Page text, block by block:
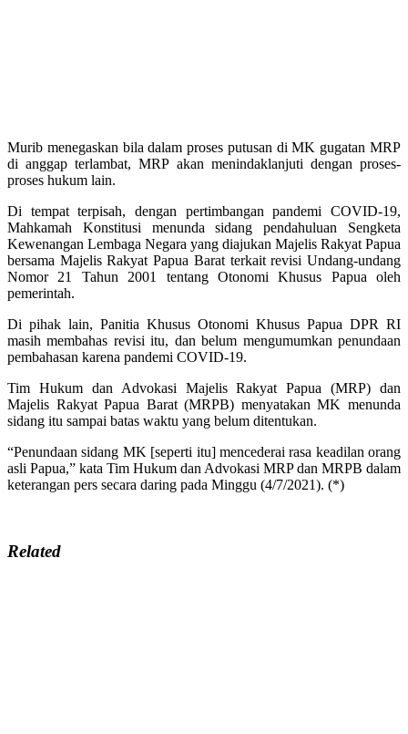
Murib menegaskan bila dalam proses putusan di MK gugatan MRP
di anggap terlambat, MRP akan menindaklanjuti dengan proses-
proses hukum lain.
Di tempat terpisah, dengan pertimbangan pandemi COVID-19,
Mahkamah Konstitusi menunda sidang pendahuluan Sengketa
Kewenangan Lembaga Negara yang diajukan Majelis Rakyat Papua
bersama Majelis Rakyat Papua Barat terkait revisi Undang-undang
Nomor 21 Tahun 2001 tentang Otonomi Khusus Papua oleh
pemerintah.
Di pihak lain, Panitia Khusus Otonomi Khusus Papua DPR RI
masih membahas revisi itu, dan belum mengumumkan penundaan
pembahasan karena pandemi COVID-19.
Tim Hukum dan Advokasi Majelis Rakyat Papua (MRP) dan
Majelis Rakyat Papua Barat (MRPB) menyatakan MK menunda
sidang itu sampai batas waktu yang belum ditentukan.
“Penundaan sidang MK [seperti itu] mencederai rasa keadilan orang
asli Papua,” kata Tim Hukum dan Advokasi MRP dan MRPB dalam
keterangan pers secara daring pada Minggu (4/7/2021). (*)
Related